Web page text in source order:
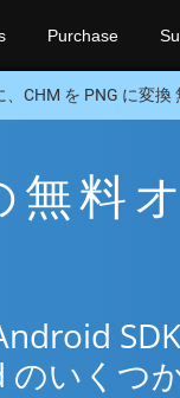
Purchase
、CHM を PNG に変
料
のいくつ